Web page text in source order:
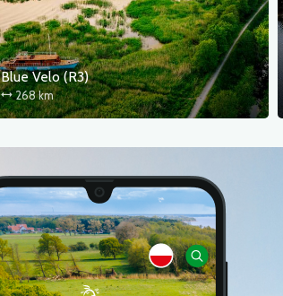
Blue Velo (R3)
268 km